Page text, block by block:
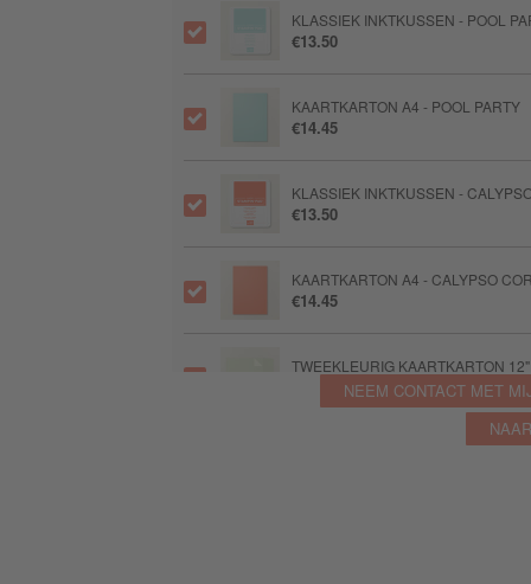
KLASSIEK INKTKUSSEN - POOL
€13.50
KAARTKARTON A4 - POOL PARTY
€14.45
KLASSIEK INKTKUSSEN -
€13.50
KAARTKARTON A4 - CALYPSO
€14.45
TWEEKLEURIG KAARTKARTON
KLASSIEK INKTKUSSEN - BASIC
NEEM CONTACT MET